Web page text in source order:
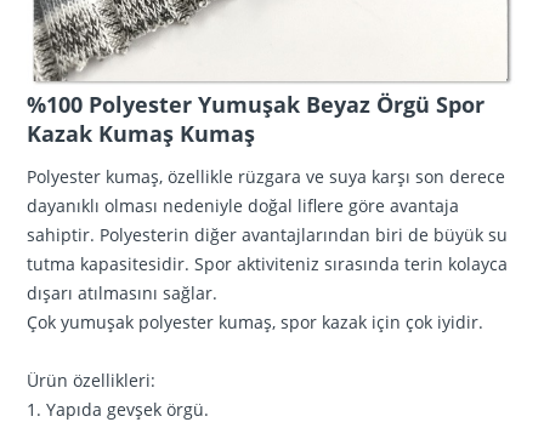
%100 Polyester Yumuşak Beyaz Örgü Spor
Kazak Kumaş Kumaş
Polyester kumaş, özellikle rüzgara ve suya karşı son derece
dayanıklı olması nedeniyle doğal liflere göre avantaja
sahiptir. Polyesterin diğer avantajlarından biri de büyük su
tutma kapasitesidir. Spor aktiviteniz sırasında terin kolayca
dışarı atılmasını sağlar.
Çok yumuşak polyester kumaş, spor kazak için çok iyidir.
Ürün özellikleri:
1. Yapıda gevşek örgü.